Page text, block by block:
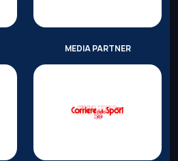
MEDIA PARTNER